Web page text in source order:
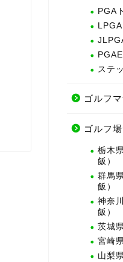
PGA
ステ
ゴルフ
ゴルフ
栃木
飯）
群馬
飯）
神奈
飯）
茨城
宮崎
山梨